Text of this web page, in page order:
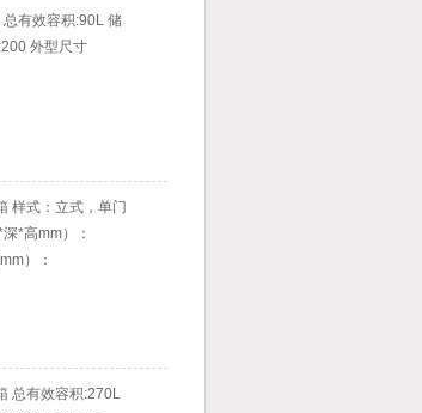
有效容积:90L 储
外型尺寸
样式：立式，单门
*高mm）：
）：
总有效容积:270L